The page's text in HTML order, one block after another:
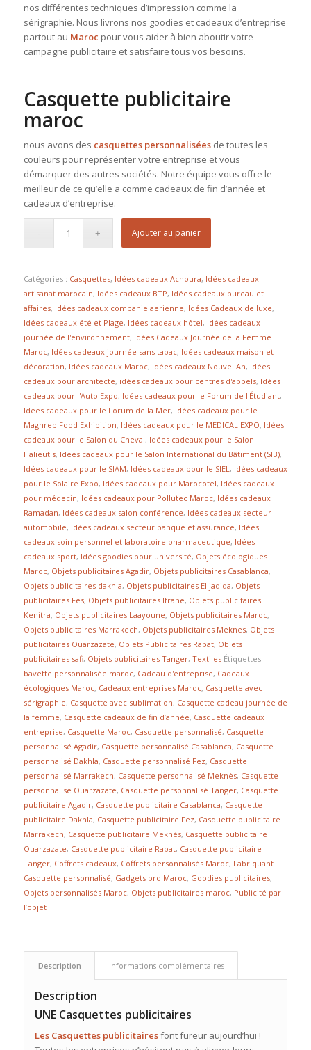
nos différentes techniques d’impression comme la
sérigraphie. Nous livrons nos goodies et cadeaux d’entreprise
partout au Maroc pour vous aider à bien aboutir votre
campagne publicitaire et satisfaire tous vos besoins.
Casquette publicitaire
maroc
nous avons des casquettes personnaliséesde toutes les
couleurs pour représenter votre entreprise et vous
démarquer des autres sociétés. Notre équipe vous offre le
meilleur de ce qu’elle a comme cadeaux de fin d’année et
cadeaux d’entreprise.
Ajouter au panier
Catégories : Casquettes, Idées cadeaux Achoura, Idées cadeaux
artisanat marocain, Idées cadeaux BTP, Idées cadeaux bureau et
affaires, Idées cadeaux companie aerienne, Idées Cadeaux de luxe,
Idées cadeaux été et Plage, Idées cadeaux hôtel, Idées cadeaux
journée de l'environnement, idées Cadeaux Journée de la Femme
Maroc, Idées cadeaux journée sans tabac, Idées cadeaux maison et
décoration, Idées cadeaux Maroc, Idées cadeaux Nouvel An, Idées
cadeaux pour architecte, idées cadeaux pour centres d'appels, Idées
cadeaux pour l'Auto Expo, Idées cadeaux pour le Forum de l'Étudiant,
Idées cadeaux pour le Forum de la Mer, Idées cadeaux pour le
Maghreb Food Exhibition, Idées cadeaux pour le MEDICAL EXPO, Idées
cadeaux pour le Salon du Cheval, Idées cadeaux pour le Salon
Halieutis, Idées cadeaux pour le Salon International du Bâtiment (SIB),
Idées cadeaux pour le SIAM, Idées cadeaux pour le SIEL , Idées cadeaux
pour le Solaire Expo, Idées cadeaux pour Marocotel, Idées cadeaux
pour médecin, Idées cadeaux pour Pollutec Maroc, Idées cadeaux
Ramadan, Idées cadeaux salon conférence, Idées cadeaux secteur
automobile, Idées cadeaux secteur banque et assurance, Idées
cadeaux soin personnel et laboratoire pharmaceutique, Idées
cadeaux sport, Idées goodies pour université, Objets écologiques
Maroc, Objets publicitaires Agadir, Objets publicitaires Casablanca,
Objets publicitaires dakhla, Objets publicitaires El jadida, Objets
publicitaires Fes, Objets publicitaires Ifrane, Objets publicitaires
Kenitra, Objets publicitaires Laayoune, Objets publicitaires Maroc,
Objets publicitaires Marrakech, Objets publicitaires Meknes, Objets
publicitaires Ouarzazate, Objets Publicitaires Rabat, Objets
publicitaires safi, Objets publicitaires Tanger, Textiles Étiquettes :
bavette personnalisée maroc, Cadeau d'entreprise, Cadeaux
écologiques Maroc, Cadeaux entreprises Maroc, Casquette avec
sérigraphie, Casquette avec sublimation, Casquette cadeau journée de
la femme, Casquette cadeaux de fin d’année, Casquette cadeaux
entreprise, Casquette Maroc, Casquette personnalisé, Casquette
personnalisé Agadir, Casquette personnalisé Casablanca, Casquette
personnalisé Dakhla, Casquette personnalisé Fez, Casquette
personnalisé Marrakech, Casquette personnalisé Meknès, Casquette
personnalisé Ouarzazate, Casquette personnalisé Tanger, Casquette
publicitaire Agadir, Casquette publicitaire Casablanca, Casquette
publicitaire Dakhla, Casquette publicitaire Fez, Casquette publicitaire
Marrakech, Casquette publicitaire Meknès, Casquette publicitaire
Ouarzazate, Casquette publicitaire Rabat, Casquette publicitaire
Tanger, Coffrets cadeaux, Coffrets personnalisés Maroc, Fabriquant
Casquette personnalisé, Gadgets pro Maroc, Goodies publicitaires,
Objets personnalisés Maroc, Objets publicitaires maroc, Publicité par
l’objet
Description Informations complémentaires
Description
UNE Casquettes publicitaires
Les Casquettes publicitairesfont fureur aujourd’hui !